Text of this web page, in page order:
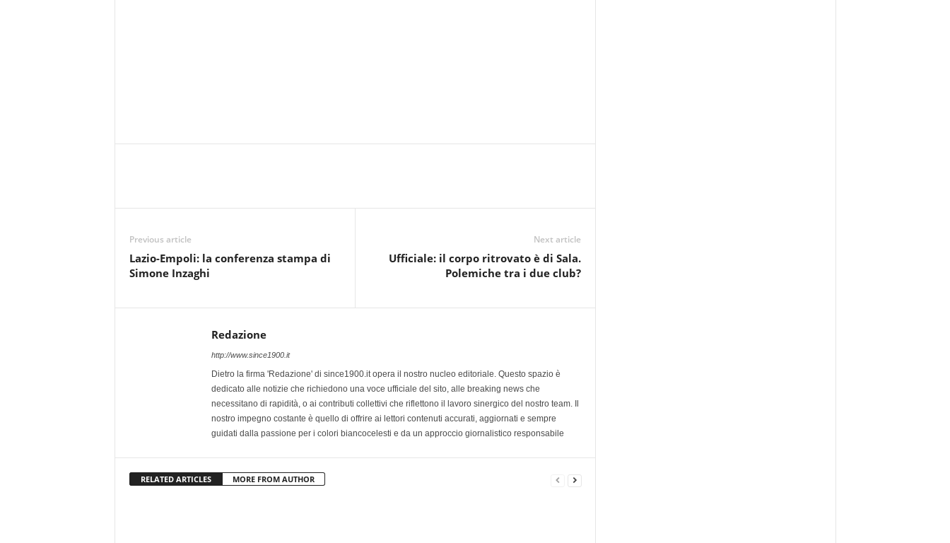
Previous article
Lazio-Empoli: la conferenza stampa di
Simone Inzaghi
Next article
Ufficiale: il corpo ritrovato è di Sala.
Polemiche tra i due club?
Redazione
http://www.since1900.it
Dietro la firma 'Redazione' di since1900.it opera il nostro nucleo editoriale. Questo spazio è
dedicato alle notizie che richiedono una voce ufficiale del sito, alle breaking news che
necessitano di rapidità, o ai contributi collettivi che riflettono il lavoro sinergico del nostro team. Il
nostro impegno costante è quello di offrire ai lettori contenuti accurati, aggiornati e sempre
guidati dalla passione per i colori biancocelesti e da un approccio giornalistico responsabile
RELATED ARTICLES MORE FROM AUTHOR